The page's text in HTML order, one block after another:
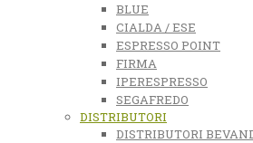
BLUE
CIALDA / ESE
ESPRESSO POINT
FIRMA
IPERESPRESSO
SEGAFREDO
DISTRIBUTORI
DISTRIBUTORI